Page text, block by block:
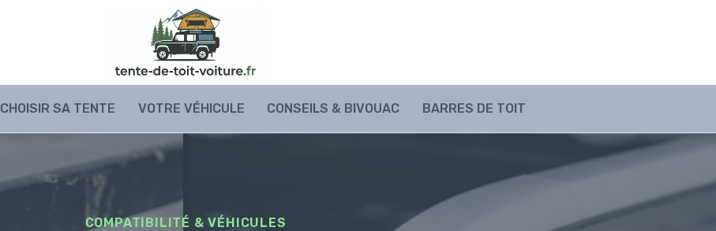
CHOISIR SA TENTE VOTRE VÉHICULE CONSEILS & BIVOUAC BARRES DE TOIT
COMPATIBILITÉ & VÉHICULES